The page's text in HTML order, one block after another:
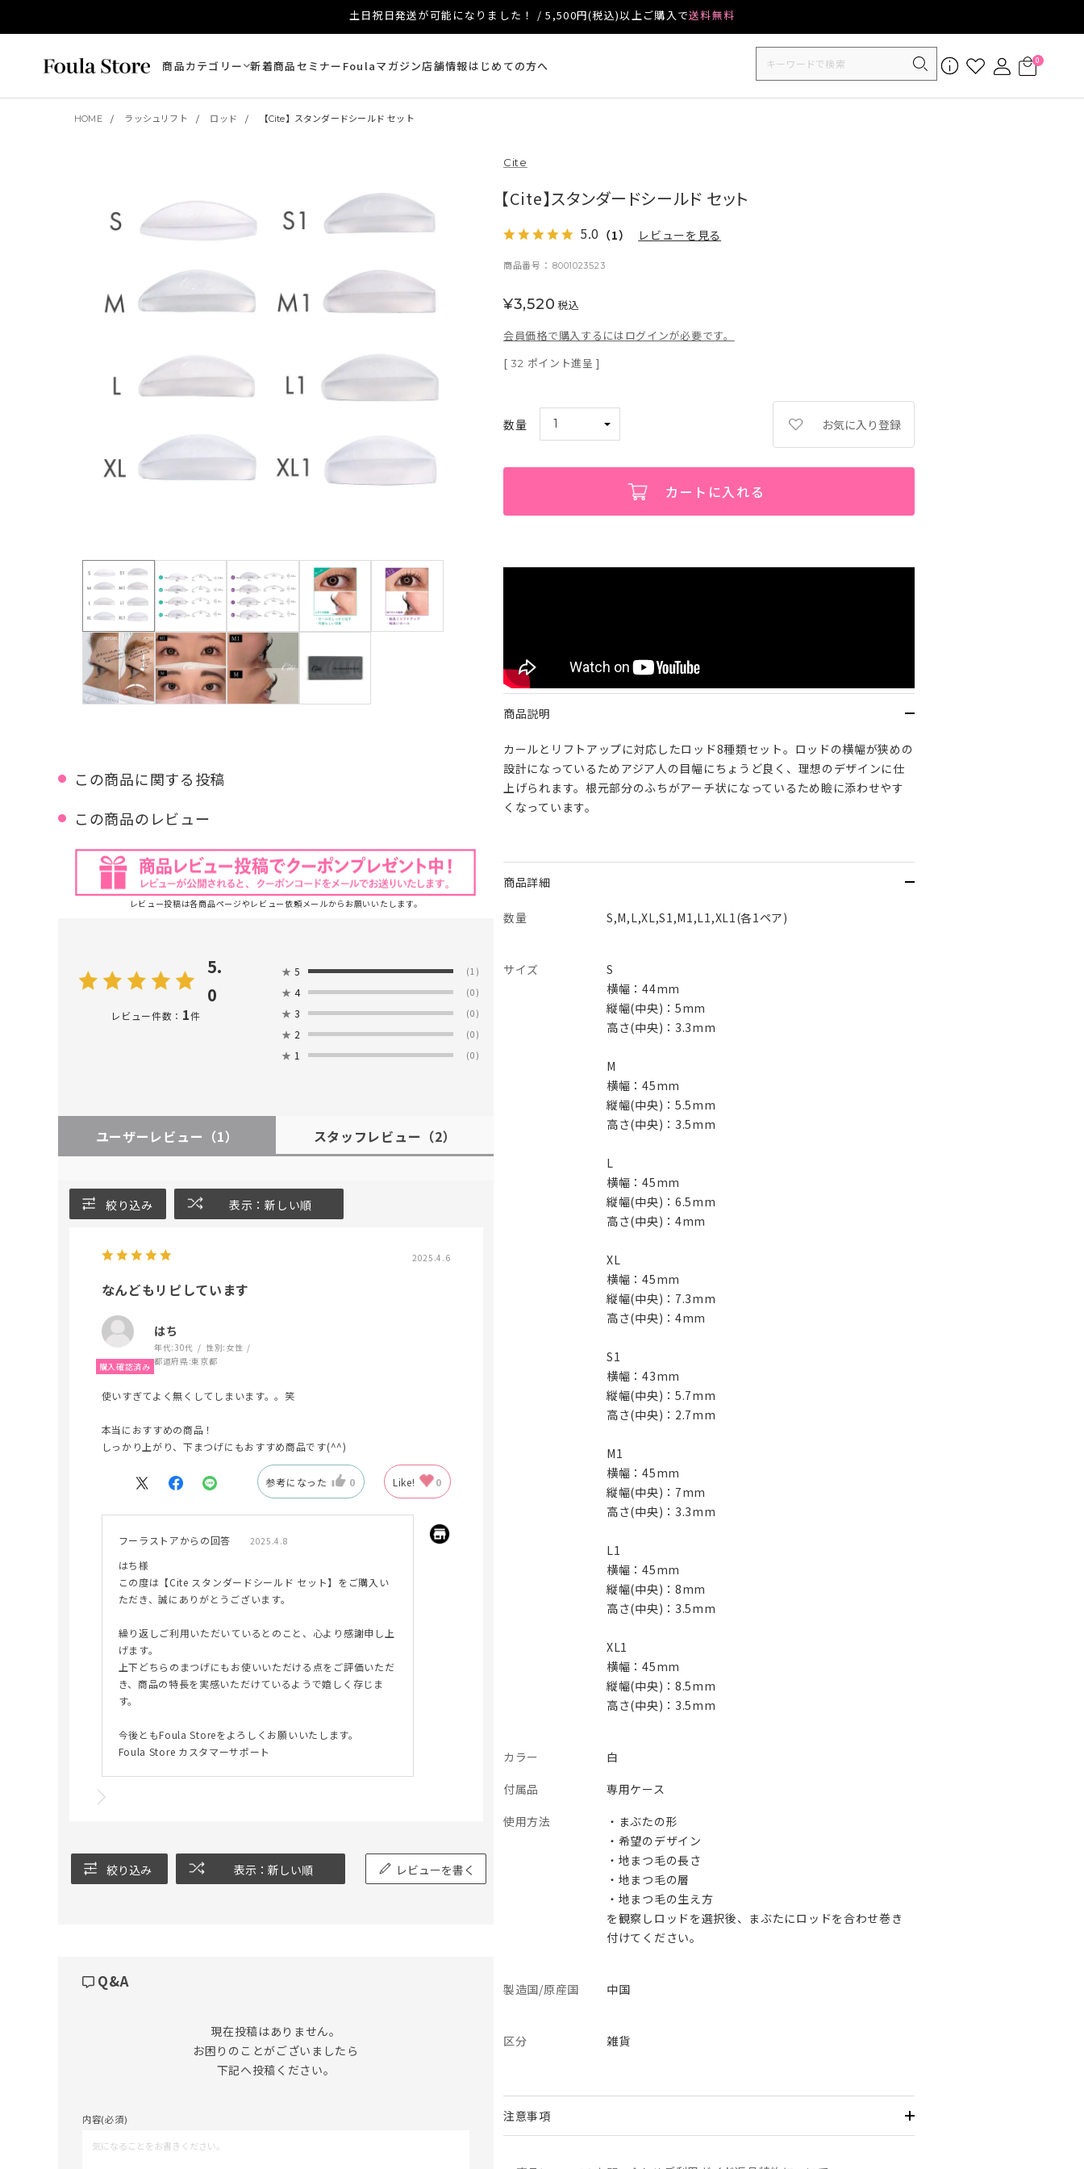
土日祝日発送が可能になりました！ / 5,500円(税込)以上ご購入で送料無料
商品カテゴリー 新着商品セミナー Foulaマガジン店舗情報はじめての方へ 0
HOME ラッシュリフト ロッド 【Cite】スタンダードシールド セット
この商品に関する投稿
この商品のレビュー
レビュー投稿は各商品ページやレビュー依頼メールからお願いいたします。
5.
0
レビュー件数： 1件
★ 5 (1)
★ 4 (0)
★ 3 (0)
★ 2 (0)
★ 1 (0)
ユーザーレビュー （1） スタッフレビュー （2）
絞り込み 表示：新しい順
2025.4.6
なんどもリピしています
はち
年代:30代 性別: 女性
都道府県:東京都
使いすぎてよく無くしてしまいます。。笑
本当におすすめの商品！
しっかり上がり、下まつげにもおすすめ商品です(^^)
参考になった 0 Like! 0
フーラストアからの回答 2025.4.8
はち様
この度は【Cite スタンダードシールド セット】をご購入い
ただき、誠にありがとうございます。
繰り返しご利用いただいているとのこと、心より感謝申し上
げます。
上下どちらのまつげにもお使いいただける点をご評価いただ
き、商品の特長を実感いただけているようで嬉しく存じま
す。
今後ともFoula Storeをよろしくお願いいたします。
Foula Store カスタマーサポート
絞り込み 表示：新しい順 レビューを書く
Q&A
現在投稿はありません。
お困りのことがございましたら
下記へ投稿ください。
内容(必須)
Cite
【Cite】スタンダードシールド セット
5.0 （1） レビューを見る
商品番号 8001023523
¥3,520 税込
会員価格で購入するにはログインが必要です。
[ 32 ポイント進呈 ]
お気に入り登録
カートに入れる
商品説明
カールとリフトアップに対応したロッド8種類セット。ロッドの横幅が狭めの
設計になっているためアジア人の目幅にちょうど良く、理想のデザインに仕
上げられます。根元部分のふちがアーチ状になっているため瞼に添わせやす
くなっています。
商品詳細
数量 S,M,L,XL,S1,M1,L1,XL1(各1ペア)
サイズ
S
横幅：44mm
縦幅(中央)：5mm
高さ(中央)：3.3mm
M
横幅：45mm
縦幅(中央)：5.5mm
高さ(中央)：3.5mm
L
横幅：45mm
縦幅(中央)：6.5mm
高さ(中央)：4mm
XL
横幅：45mm
縦幅(中央)：7.3mm
高さ(中央)：4mm
S1
横幅：43mm
縦幅(中央)：5.7mm
高さ(中央)：2.7mm
M1
横幅：45mm
縦幅(中央)：7mm
高さ(中央)：3.3mm
L1
横幅：45mm
縦幅(中央)：8mm
高さ(中央)：3.5mm
XL1
横幅：45mm
縦幅(中央)：8.5mm
高さ(中央)：3.5mm
カラー
白
付属品
専用ケース
使用方法
・まぶたの形
・希望のデザイン
・地まつ毛の長さ
・地まつ毛の層
・地まつ毛の生え方
を観察しロッドを選択後、まぶたにロッドを合わせ巻き
付けてください。
製造国/原産国 中国
区分 雑貨
注意事項